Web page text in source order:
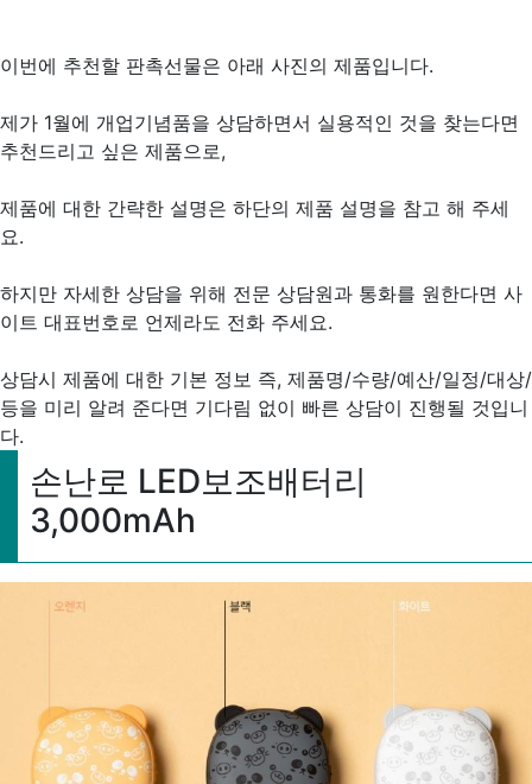
이번에 추천할 판촉선물은 아래 사진의 제품입니다.
제가 1월에 개업기념품을 상담하면서 실용적인 것을 찾는다면
추천드리고 싶은 제품으로,
제품에 대한 간략한 설명은 하단의 제품 설명을 참고 해 주세
요.
하지만 자세한 상담을 위해 전문 상담원과 통화를 원한다면 사
이트 대표번호로 언제라도 전화 주세요.
상담시 제품에 대한 기본 정보 즉, 제품명/수량/예산/일정/대상/
등을 미리 알려 준다면 기다림 없이 빠른 상담이 진행될 것입니
다.
손난로 LED보조배터리
3,000mAh